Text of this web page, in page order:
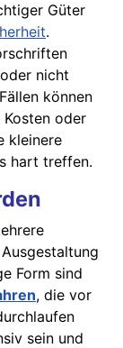
Güter
.
nicht
können
oder
kleinere
hart treffen.
Form sind
, die vor
sein und